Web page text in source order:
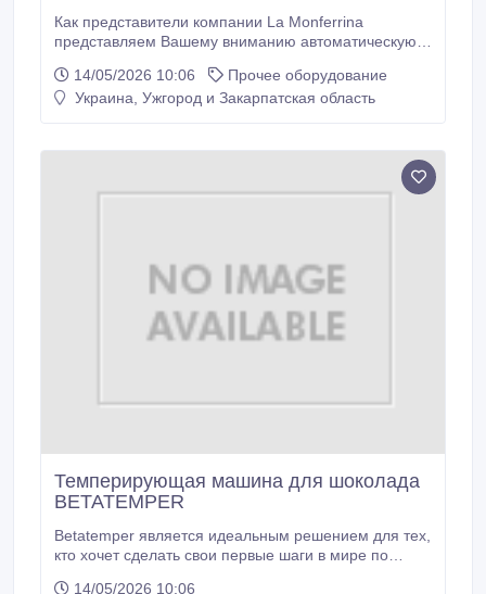
Как представители компании La Monferrina
представляем Вашему вниманию автоматическую
изготовления готовых блинов прямоугольной
формы. Блинный аппарат рекомендуются для
14/05/2026 10:06
Прочее оборудование
Украина, Ужгород и Закарпатская область
Темперирующая машина для шоколада
BETATEMPER
Betatemper является идеальным решением для тех,
кто хочет сделать свои первые шаги в мире по
14/05/2026 10:06